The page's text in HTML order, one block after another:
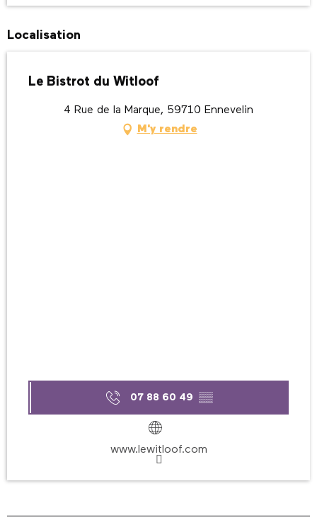
Localisation
Le Bistrot du Witloof
4 Rue de la Marque, 59710 Ennevelin
M'y rendre
07 88 60 49 ▒▒
www.lewitloof.com